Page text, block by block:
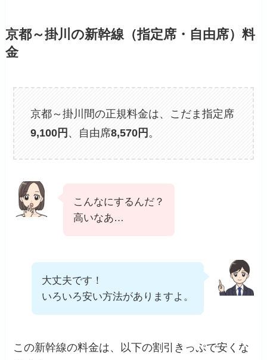
京都～掛川の新幹線（指定席・自由席）料
金
京都～掛川間の正規料金は、こだま指定席
9,100 円 、自由席8,570円 。
こんなにするんだ？
高いなあ…
大丈夫です！
いろいろ安い方法がありますよ。
この新幹線の料金は、以下の割引きっぷで安くな